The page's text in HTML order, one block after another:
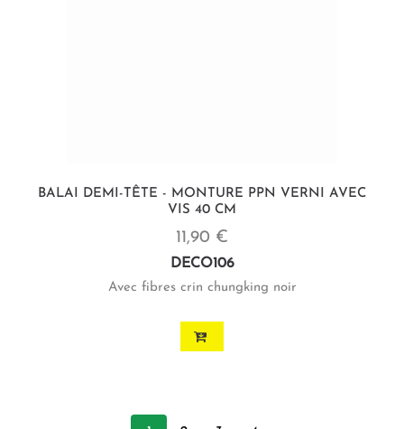
BALAI DEMI-TÊTE - MONTURE PPN VERNI AVEC
VIS 40 CM
11,90 €
DECO106
Avec fibres crin chungking noir